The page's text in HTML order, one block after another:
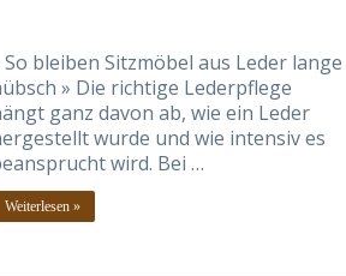
So bleiben Sitzmöbel aus Leder lange
» Die richtige Lederpflege
ganz davon ab, wie ein Leder
wurde und wie intensiv es
wird. Bei …
Weiterlesen »